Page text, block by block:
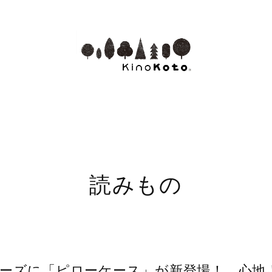
読みもの